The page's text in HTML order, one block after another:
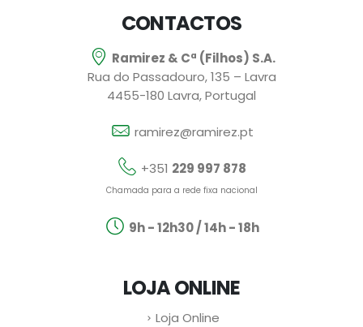
CONTACTOS
Ramirez & Cª (Filhos) S.A.
Rua do Passadouro, 135 – Lavra
4455-180 Lavra, Portugal
ramirez@ramirez.pt
+351 229 997 878
Chamada para a rede fixa nacional
9h - 12h30 / 14h - 18h
LOJA ONLINE
Loja Online